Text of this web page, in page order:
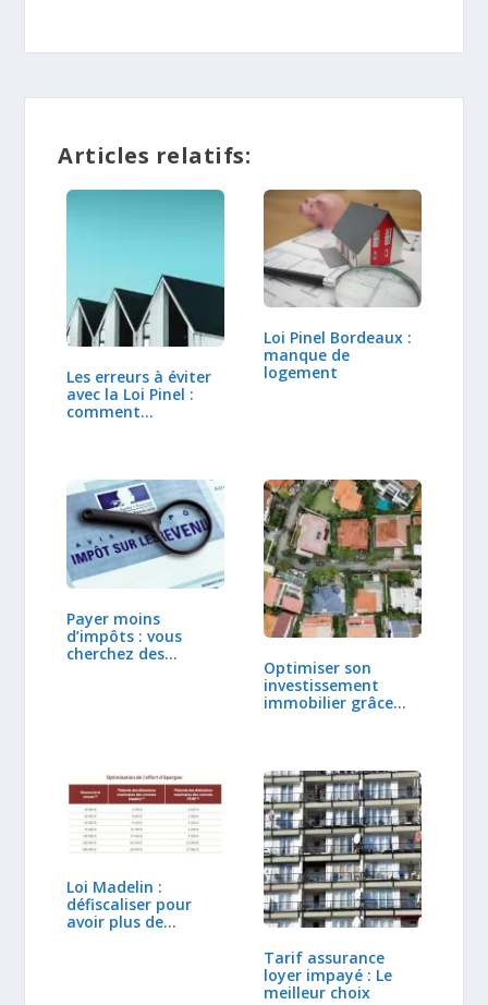
Articles relatifs:
Les erreurs à éviter
avec la Loi Pinel :
comment…
Loi Pinel Bordeaux :
manque de
logement
Payer moins
d’impôts : vous
cherchez des
Optimiser son
investissement
immobilier grâce
Loi Madelin :
défiscaliser pour
avoir plus de…
Tarif assurance
loyer impayé : Le
meilleur choix